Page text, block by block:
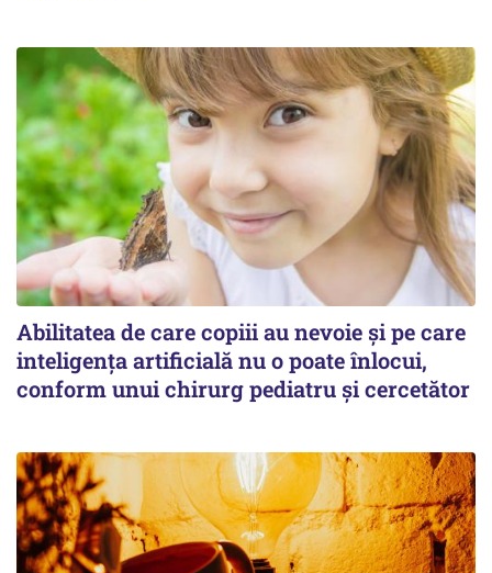
Abilitatea de care copiii au nevoie și pe care
inteligența artificială nu o poate înlocui,
conform unui chirurg pediatru și cercetător